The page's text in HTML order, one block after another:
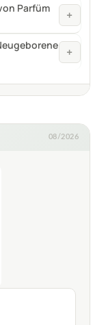
Parfüm
+
+
08/2026